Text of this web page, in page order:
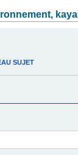
SUJET